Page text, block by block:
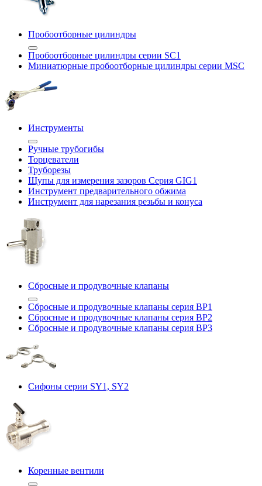
Пробоотборные цилиндры
Пробоотборные цилиндры серии SC1
Миниатюрные пробоотборные цилиндры серии MSC
Инструменты
Ручные трубогибы
Торцеватели
Труборезы
Щупы для измерения зазоров Cерия GIG1
Инструмент предварительного обжима
Инструмент для нарезания резьбы и конуса
Сбросные и продувочные клапаны
Сбросные и продувочные клапаны серия BP1
Сбросные и продувочные клапаны серия BP2
Сбросные и продувочные клапаны серия BP3
Сифоны серии SY1, SY2
Коренные вентили